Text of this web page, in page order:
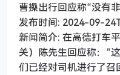
曹操出行回应称“没有
发布时间: 2024-09-
新闻简介: 在高德打车
关）陈先生回应称：“
们已经对司机进行了召